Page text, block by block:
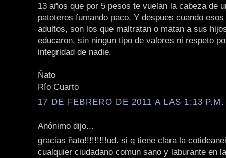
13 años que por 5 pesos te vuelan la cabeza de
patoteros fumando paco. Y despues cuando
adultos, son los que maltratan o matan a sus
educaron, sin ningun tipo de valores ni respeto
integridad de nadie.
Ñato
Río Cuarto
17 DE FEBRERO DE 2011 A LAS 1:13 P.M.
Anónimo dijo...
gracias ñato!!!!!!!!!ud. si q tiene clara la
cualquier ciudadano comun sano y laburante en